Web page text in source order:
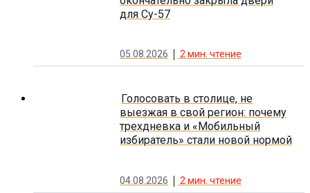
для Су-57
05.08.2026 2 мин. чтение
Голосовать в столице, не
выезжая в свой регион: почему
трехдневка и «Мобильный
избиратель» стали новой нормой
04.08.2026 2 мин. чтение